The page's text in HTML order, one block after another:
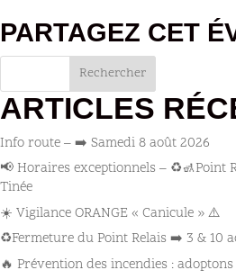
PARTAGEZ CET
Rechercher
ARTICLES
Info route – ➡️ Samedi 8 août 2026
📢 Horaires exceptionnels – ♻️🚮Point
Tinée
☀️ Vigilance ORANGE « Canicule » ⚠️
♻️Fermeture du Point Relais ➡️​ 3 & 10
🔥 Prévention des incendies :